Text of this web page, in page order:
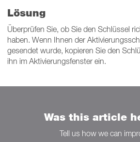
Lösung
Überprüfen Sie, ob Sie den Schlüssel
haben. Wenn Ihnen der
gesendet wurde, kopieren Sie den
ihn im Aktivierungsfenster ein.
Was this article
Tell us how we can